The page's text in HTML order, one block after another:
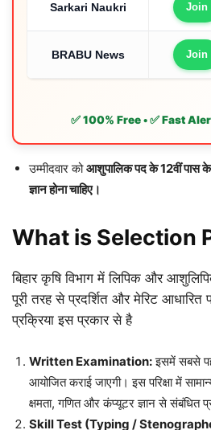
Sarkari Naukri Join
BRABU News Join
✅ 100% Free • ✅ Fast
उम्मीदवार कोआशुपालिक पद के 12वीं पास
ज्ञान होना चाहिए।
What is Selection
बिहार कृषि विभाग में लिपिक और
पूरी तरह से प्रदर्शित और मेरिट आधारित
प्रक्रिया इस प्रकार से है
Written Examination:इसमें सबसे
आयोजित कराई जाएगी। इस परिक्षा में
क्षमता, गणित और कंप्यूटर ज्ञान से संबंधित
Skill Test (Typing /